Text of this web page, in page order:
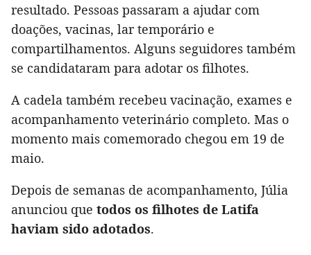
resultado. Pessoas passaram a ajudar com
doações, vacinas, lar temporário e
compartilhamentos. Alguns seguidores também
se candidataram para adotar os filhotes.
A cadela também recebeu vacinação, exames e
acompanhamento veterinário completo. Mas o
momento mais comemorado chegou em 19 de
maio.
Depois de semanas de acompanhamento, Júlia
anunciou que todos os filhotes de Latifa
haviam sido adotados.